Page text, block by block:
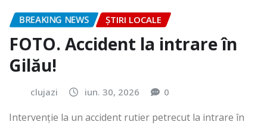
BREAKING NEWS ȘTIRI LOCALE
FOTO. Accident la intrare în
Gilău!
clujazi iun. 30, 2026 0
Intervenție la un accident rutier petrecut la intrare în